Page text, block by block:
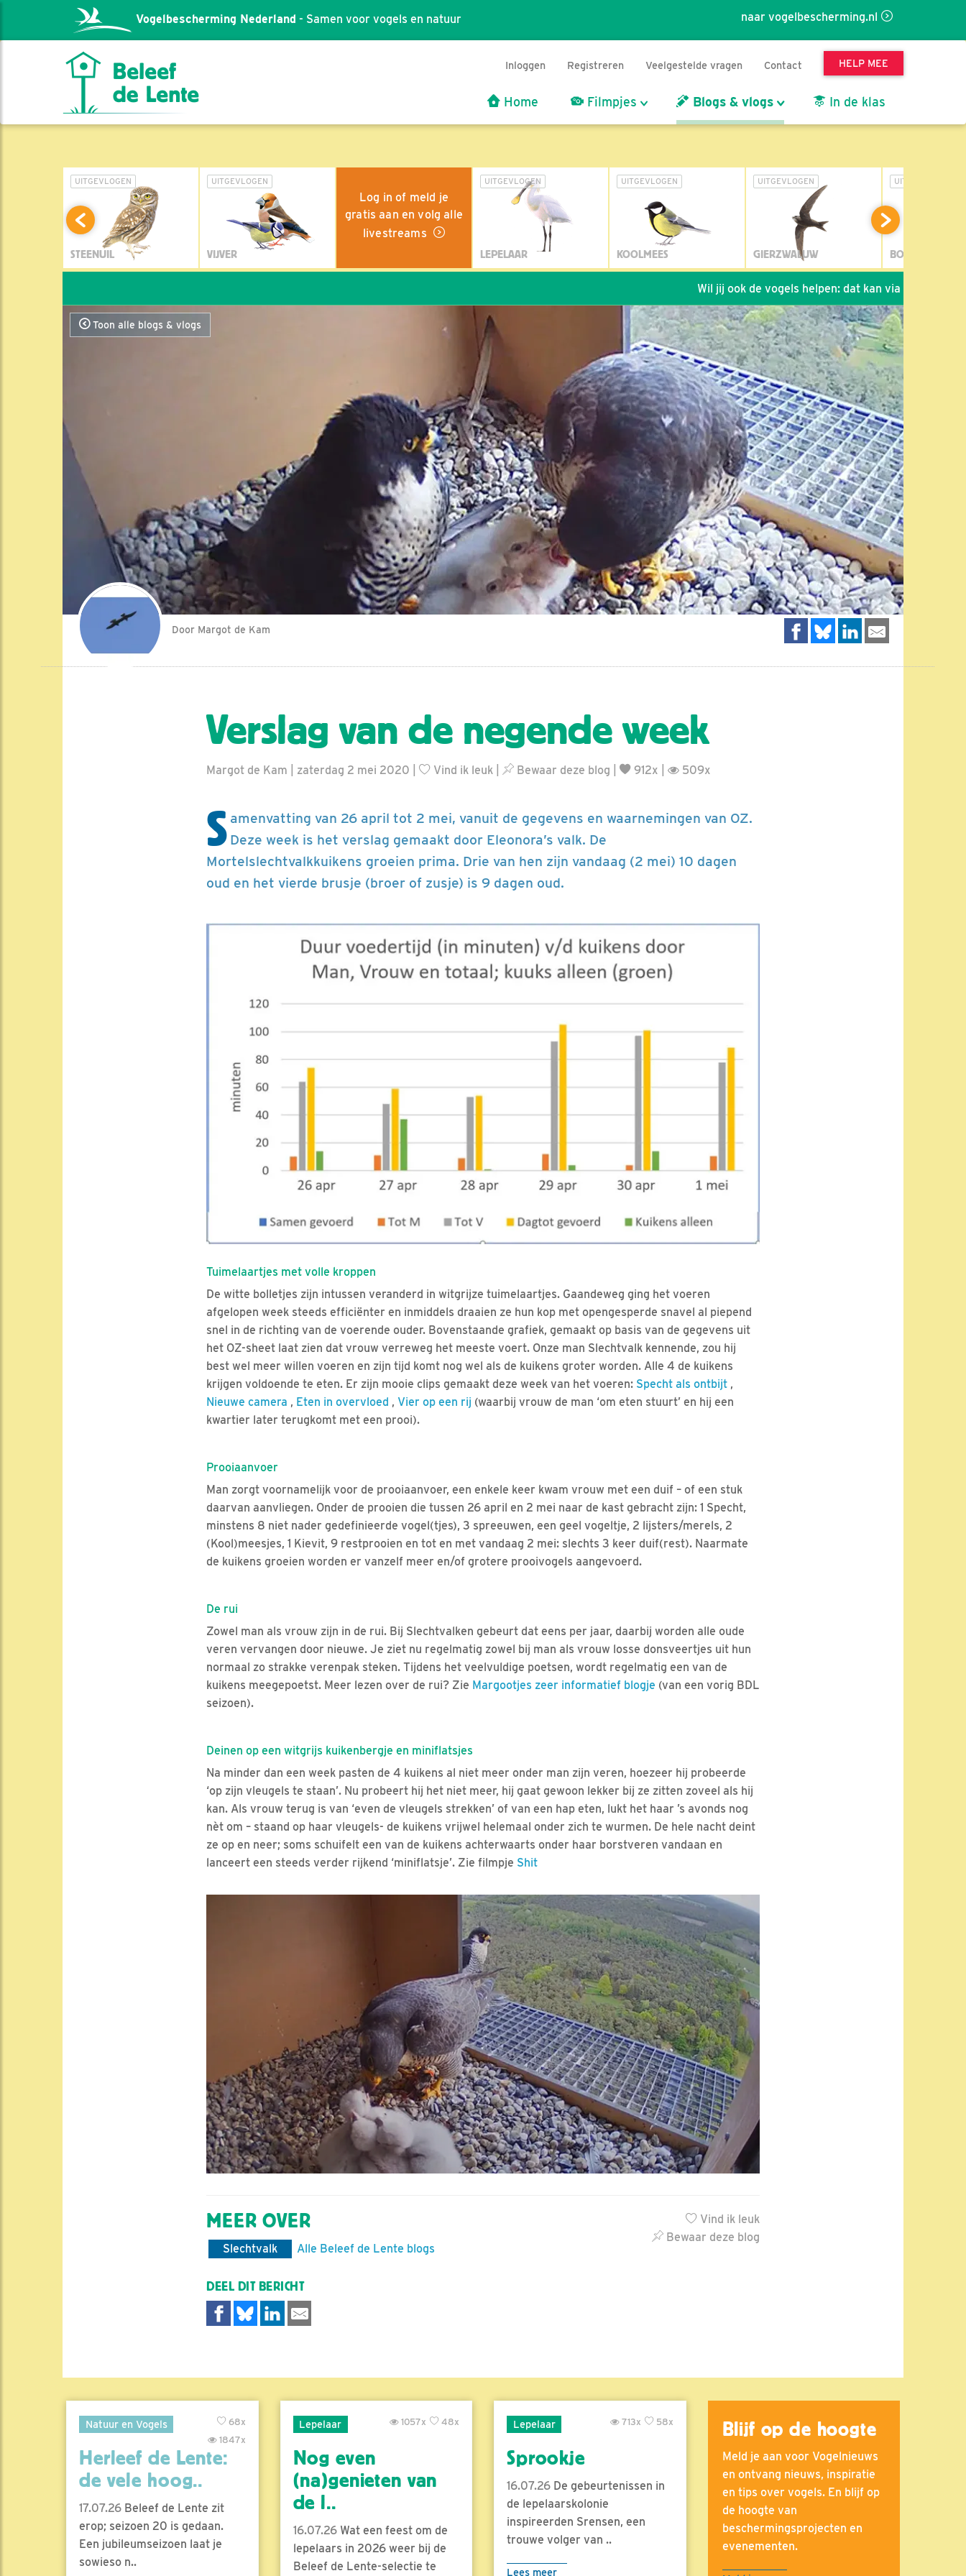
naar vogelbescherming.nl
Vogelbescherming Nederland - Samen voor vogels en natuur
Inloggen Registreren Veelgestelde vragen Contact HELP MEE
Home Filmpjes Blogs & vlogs In de klas
UITGEVLOGEN
STEENUIL
UITGEVLOGEN
VIJVER
Log in of meld je
gratis aan en volg alle
livestreams
UITGEVLOGEN
LEPELAAR
UITGEVLOGEN
KOOLMEES
UITGEVLOGEN
GIERZWALUW
UITGEVLOGEN
BOSUIL
Wil jij ook de vogels helpen: dat kan via de link!
Toon alle blogs & vlogs
Door Margot de Kam
Verslag van de negende week
Margot de Kam | zaterdag 2 mei 2020 | Vind ik leuk Bewaar deze blog 912x | 509x
S amenvatting van 26 april tot 2 mei, vanuit de gegevens en waarnemingen van OZ.
Deze week is het verslag gemaakt door Eleonora’s valk. De
Mortelslechtvalkkuikens groeien prima. Drie van hen zijn vandaag (2 mei) 10 dagen
oud en het vierde brusje (broer of zusje) is 9 dagen oud.
Tuimelaartjes met volle kroppen
De witte bolletjes zijn intussen veranderd in witgrijze tuimelaartjes. Gaandeweg ging het voeren
afgelopen week steeds efficiënter en inmiddels draaien ze hun kop met opengesperde snavel al piepend
snel in de richting van de voerende ouder. Bovenstaande grafiek, gemaakt op basis van de gegevens uit
het OZ-sheet laat zien dat vrouw verreweg het meeste voert. Onze man Slechtvalk kennende, zou hij
best wel meer willen voeren en zijn tijd komt nog wel als de kuikens groter worden. Alle 4 de kuikens
krijgen voldoende te eten. Er zijn mooie clips gemaakt deze week van het voeren: Specht als ontbijt ,
Nieuwe camera , Eten in overvloed , Vier op een rij (waarbij vrouw de man ‘om eten stuurt’ en hij een
kwartier later terugkomt met een prooi).
Prooiaanvoer
Man zorgt voornamelijk voor de prooiaanvoer, een enkele keer kwam vrouw met een duif – of een stuk
daarvan aanvliegen. Onder de prooien die tussen 26 april en 2 mei naar de kast gebracht zijn: 1 Specht,
minstens 8 niet nader gedefinieerde vogel(tjes), 3 spreeuwen, een geel vogeltje, 2 lijsters/merels, 2
(Kool)meesjes, 1 Kievit, 9 restprooien en tot en met vandaag 2 mei: slechts 3 keer duif(rest). Naarmate
de kuikens groeien worden er vanzelf meer en/of grotere prooivogels aangevoerd.
De rui
Zowel man als vrouw zijn in de rui. Bij Slechtvalken gebeurt dat eens per jaar, daarbij worden alle oude
veren vervangen door nieuwe. Je ziet nu regelmatig zowel bij man als vrouw losse donsveertjes uit hun
normaal zo strakke verenpak steken. Tijdens het veelvuldige poetsen, wordt regelmatig een van de
kuikens meegepoetst. Meer lezen over de rui? Zie Margootjes zeer informatief blogje (van een vorig BDL
seizoen).
Deinen op een witgrijs kuikenbergje en miniflatsjes
Na minder dan een week pasten de 4 kuikens al niet meer onder man zijn veren, hoezeer hij probeerde
‘op zijn vleugels te staan’. Nu probeert hij het niet meer, hij gaat gewoon lekker bij ze zitten zoveel als hij
kan. Als vrouw terug is van ‘even de vleugels strekken’ of van een hap eten, lukt het haar ’s avonds nog
nèt om – staand op haar vleugels- de kuikens vrijwel helemaal onder zich te wurmen. De hele nacht deint
ze op en neer; soms schuifelt een van de kuikens achterwaarts onder haar borstveren vandaan en
lanceert een steeds verder rijkend ‘miniflatsje’. Zie filmpje Shit
Vind ik leuk
Bewaar deze blog
MEER OVER
Slechtvalk Alle Beleef de Lente blogs
DEEL DIT BERICHT
Natuur en Vogels
68x
1847x
Herleef de Lente:
de vele hoog..
17.07.26 Beleef de Lente zit
erop; seizoen 20 is gedaan.
Een jubileumseizoen laat je
sowieso n..
Lepelaar 48x
1057x
Nog even
(na)genieten van
de l..
16.07.26Wat een feest om de
lepelaars in 2026 weer bij de
Beleef de Lente-selectie te
Lepelaar 58x
713x
Sprookje
16.07.26 De gebeurtenissen in
de lepelaarskolonie
inspireerden Srensen, een
trouwe volger van ..
Lees meer
Blijf op de hoogte
Meld je aan voor Vogelnieuws
en ontvang nieuws, inspiratie
en tips over vogels. En blijf op
de hoogte van
beschermingsprojecten en
evenementen.